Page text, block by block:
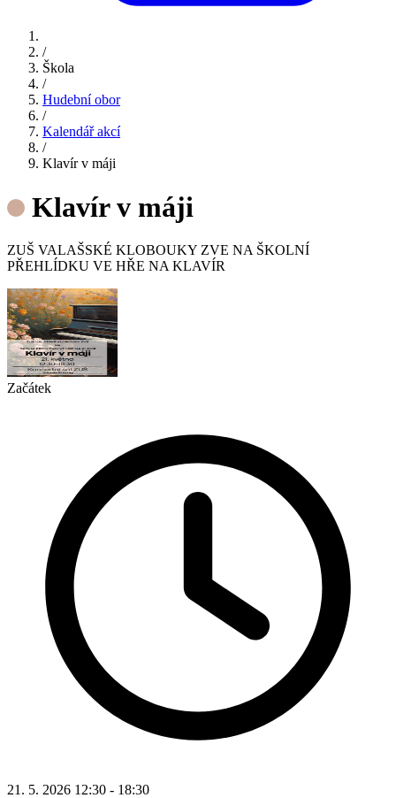
/
Škola
/
Hudební obor
/
Kalendář akcí
/
Klavír v máji
Klavír v máji
ZUŠ VALAŠSKÉ KLOBOUKY ZVE NA ŠKOLNÍ
PŘEHLÍDKU VE HŘE NA KLAVÍR
Začátek
21. 5. 2026 12:30 - 18:30